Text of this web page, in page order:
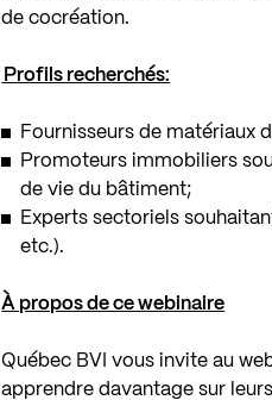
de cocréation.
Profils recherchés:
Fournisseurs de matériaux
Promoteurs immobiliers
de vie du bâtiment;
Experts sectoriels
etc.).
À propos de ce webinaire
Québec BVI vous invite au
apprendre davantage sur